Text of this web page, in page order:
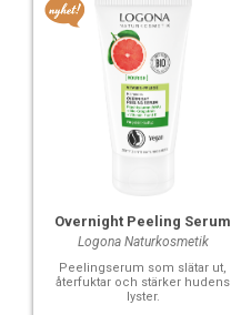
Overnight Peeling Serum
Logona Naturkosmetik
Peelingserum som slätar ut,
återfuktar och stärker hudens
lyster.